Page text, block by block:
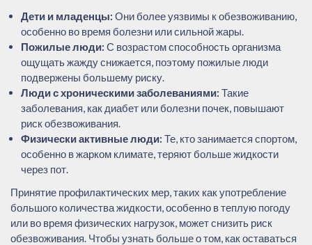
Дети и младенцы: Они более уязвимы к обезвоживанию,
особенно во время болезни или сильной жары.
Пожилые люди: С возрастом способность организма
ощущать жажду снижается, поэтому пожилые люди
подвержены большему риску.
Люди с хроническими заболеваниями: Такие
заболевания, как диабет или болезни почек, повышают
риск обезвоживания.
Физически активные люди: Те, кто занимается спортом,
особенно в жарком климате, теряют больше жидкости
через пот.
Принятие профилактических мер, таких как употребление
большого количества жидкости, особенно в теплую погоду
или во время физических нагрузок, может снизить риск
обезвоживания. Чтобы узнать больше о том, как оставаться